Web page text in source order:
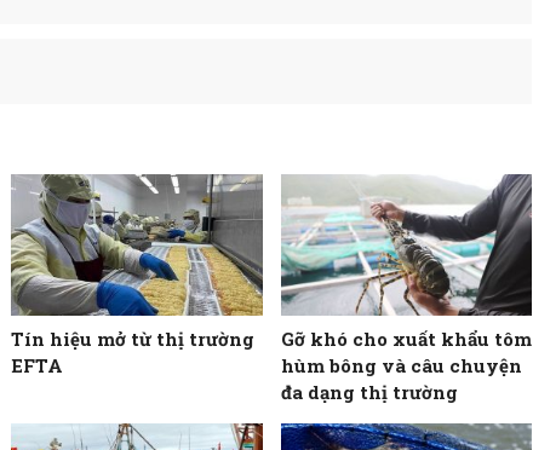
Tín hiệu mở từ thị trường
EFTA
Gỡ khó cho xuất khẩu tôm
hùm bông và câu chuyện
đa dạng thị trường